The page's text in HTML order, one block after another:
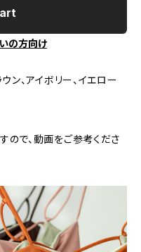
の方向け
ウン、アイボリー、イエロー
ので、動画をご参考くださ